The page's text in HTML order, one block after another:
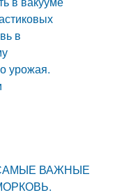
в
урожая.
ВАЖНЫЕ